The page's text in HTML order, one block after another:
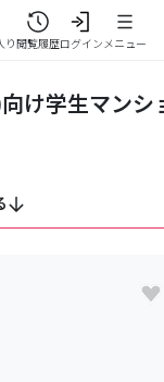
り閲覧履歴ログインメニュー
け学生マンシ